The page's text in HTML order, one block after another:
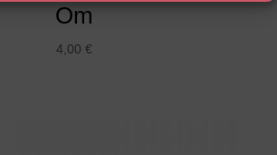
Om
4,00 €